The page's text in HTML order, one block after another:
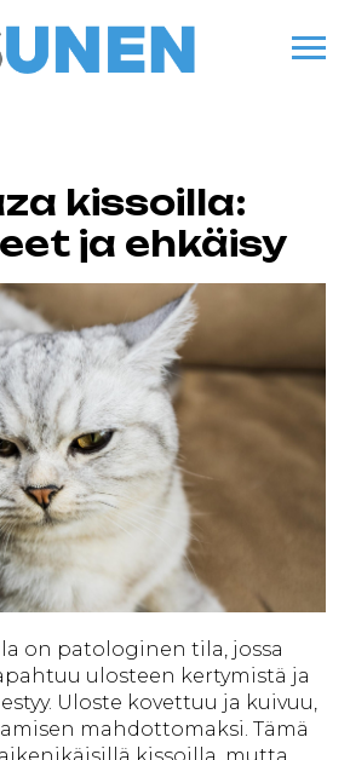
kissoilla:
ja ehkäisy
on patologinen tila, jossa
ulosteen kertymistä ja
Uloste kovettuu ja kuivuu,
mahdottomaksi. Tämä
kissoilla, mutta